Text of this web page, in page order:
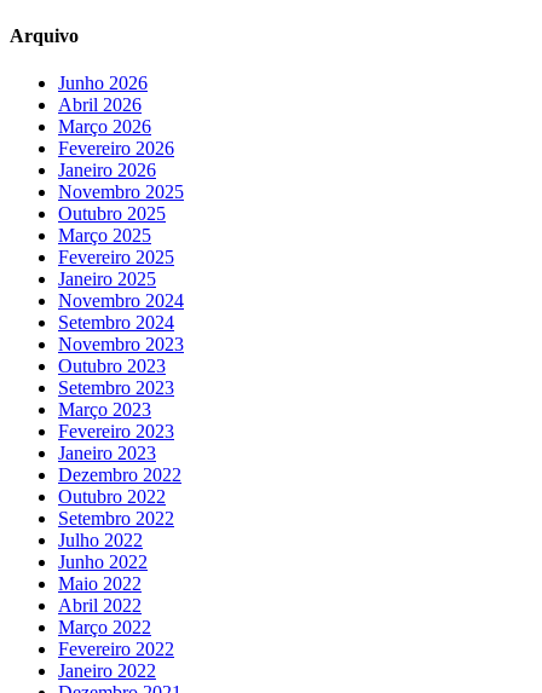
Arquivo
Junho 2026
Abril 2026
Março 2026
Fevereiro 2026
Janeiro 2026
Novembro 2025
Outubro 2025
Março 2025
Fevereiro 2025
Janeiro 2025
Novembro 2024
Setembro 2024
Novembro 2023
Outubro 2023
Setembro 2023
Março 2023
Fevereiro 2023
Janeiro 2023
Dezembro 2022
Outubro 2022
Setembro 2022
Julho 2022
Junho 2022
Maio 2022
Abril 2022
Março 2022
Fevereiro 2022
Janeiro 2022